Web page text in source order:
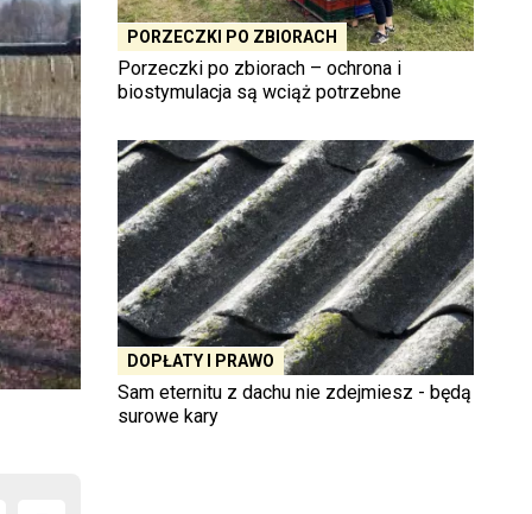
PORZECZKI PO ZBIORACH
Porzeczki po zbiorach – ochrona i
biostymulacja są wciąż potrzebne
DOPŁATY I PRAWO
Sam eternitu z dachu nie zdejmiesz - będą
surowe kary